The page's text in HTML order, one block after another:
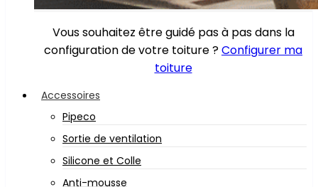
Vous souhaitez être guidé pas à pas dans la
configuration de votre toiture ?Configurer ma
toiture
Accessoires
Pipeco
Sortie de ventilation
Silicone et Colle
Anti-mousse